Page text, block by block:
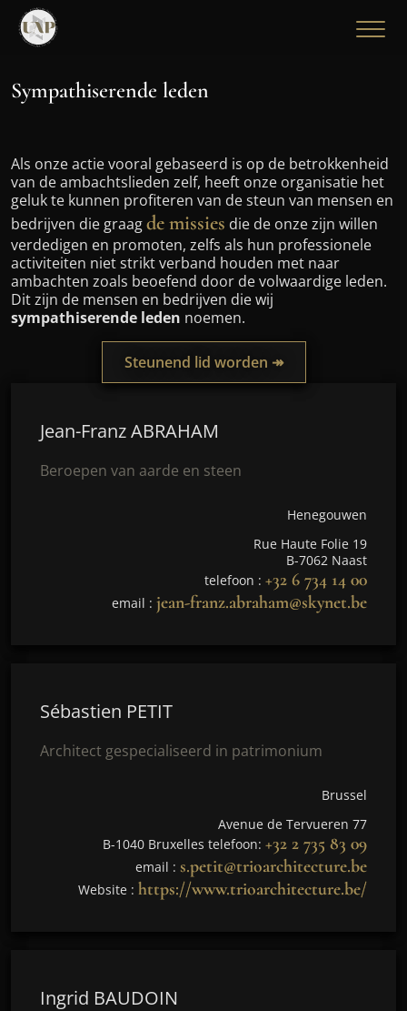
Sympathiserende leden
Als onze actie vooral gebaseerd is op de betrokkenheid
van de ambachtslieden zelf, heeft onze organisatie het
geluk te kunnen profiteren van de steun van mensen en
bedrijven die graagde missies die de onze zijn willen
verdedigen en promoten, zelfs als hun professionele
activiteiten niet strikt verband houden met naar
ambachten zoals beoefend door de volwaardige leden.
Dit zijn de mensen en bedrijven die wij
sympathiserende leden noemen.
Steunend lid worden ↠
Jean-Franz ABRAHAM
Beroepen van aarde en steen
Henegouwen
Rue Haute Folie 19
B-7062 Naast
telefoon : +32 6 734 14 00
email : jean-franz.abraham@skynet.be
Sébastien PETIT
Architect gespecialiseerd in patrimonium
Brussel
Avenue de Tervueren 77
B-1040 Bruxelles telefoon: +32 2 735 83 09
email : s.petit@trioarchitecture.be
Website : https://www.trioarchitecture.be/
Ingrid BAUDOIN